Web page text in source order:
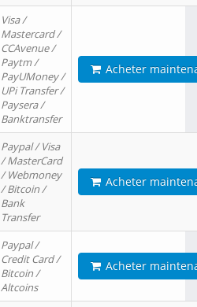
Visa /
Mastercard /
CCAvenue /
Paytm /
PayUMoney /
UPi Transfer /
Paysera /
Banktransfer
Acheter
Paypal / Visa
/ MasterCard
/ Webmoney
/ Bitcoin /
Bank
Transfer
Acheter
Paypal /
Credit Card /
Bitcoin /
Altcoins
Acheter